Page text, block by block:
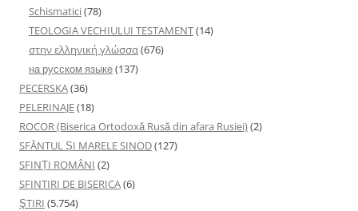
Schismatici(78)
TEOLOGIA VECHIULUI TESTAMENT(14)
στην ελληνική γλώσσα(676)
на русском языке(137)
PECERSKA(36)
PELERINAJE(18)
ROCOR (Biserica Ortodoxă Rusă din afara Rusiei)(2)
SFÂNTUL ȘI MARELE SINOD(127)
SFINȚI ROMÂNI (2)
SFINTIRI DE BISERICA(6)
ŞTIRI (5.754)